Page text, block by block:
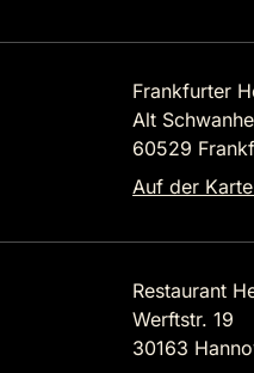
Frankfurter
Alt
60529
Auf der
Restaurant
Werftstr. 19
30163